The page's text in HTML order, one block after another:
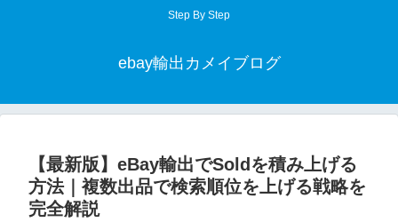
Step By Step
ebay輸出カメイブログ
【最新版】eBay輸出でSoldを積み上げる
方法｜複数出品で検索順位を上げる戦略を
完全解説